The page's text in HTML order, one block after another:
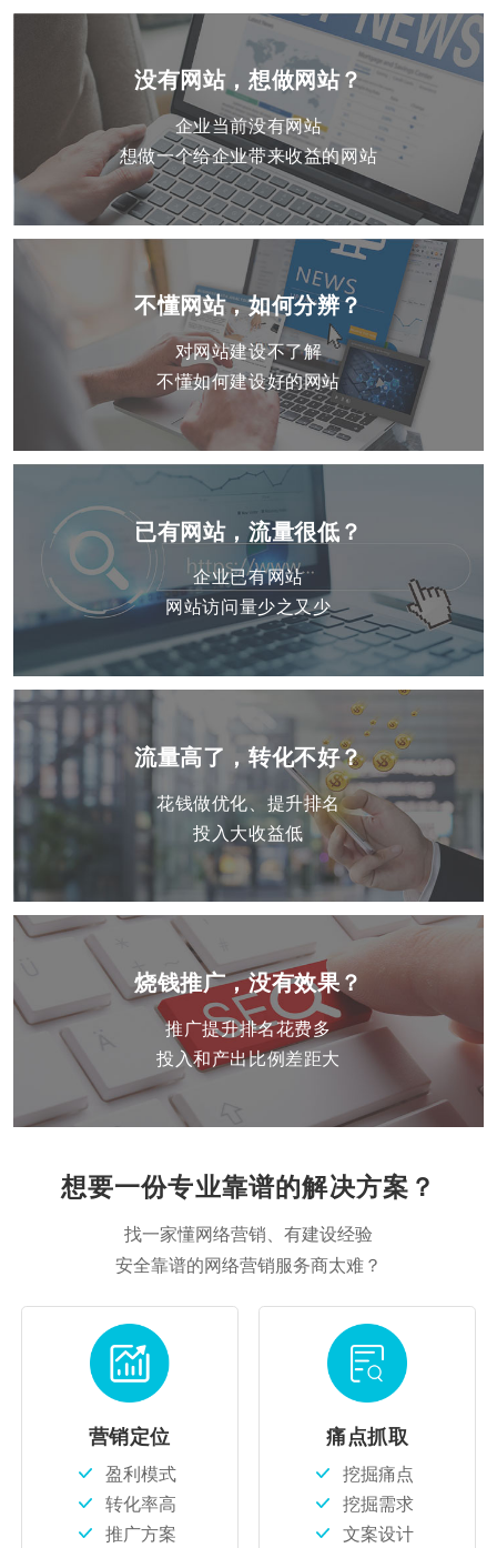
没有网站，想做网站？
企业当前没有网站
想做一个给企业带来收益的网站
不懂网站，如何分辨？
对网站建设不了解
不懂如何建设好的网站
已有网站，流量很低？
企业已有网站
网站访问量少之又少
流量高了，转化不好？
花钱做优化、提升排名
投入大收益低
烧钱推广，没有效果？
推广提升排名花费多
投入和产出比例差距大
想要一份专业靠谱的解决方案？
找一家懂网络营销、有建设经验
安全靠谱的网络营销服务商太难？
营销定位
盈利模式
转化率高
推广方案
痛点抓取
挖掘痛点
挖掘需求
文案设计